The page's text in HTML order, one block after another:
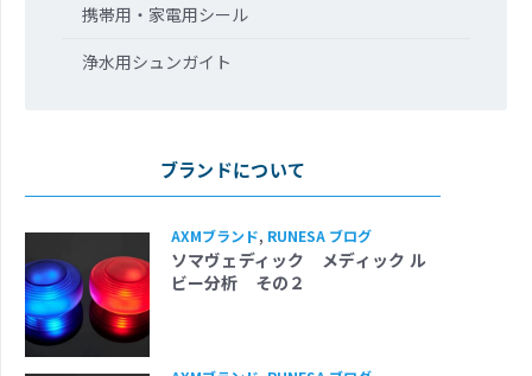
携帯用・家電用シール
浄水用シュンガイト
ブランドについて
AXMブランド, RUNESA ブログ
ソマヴェディック メディック ル
ビー分析 その２